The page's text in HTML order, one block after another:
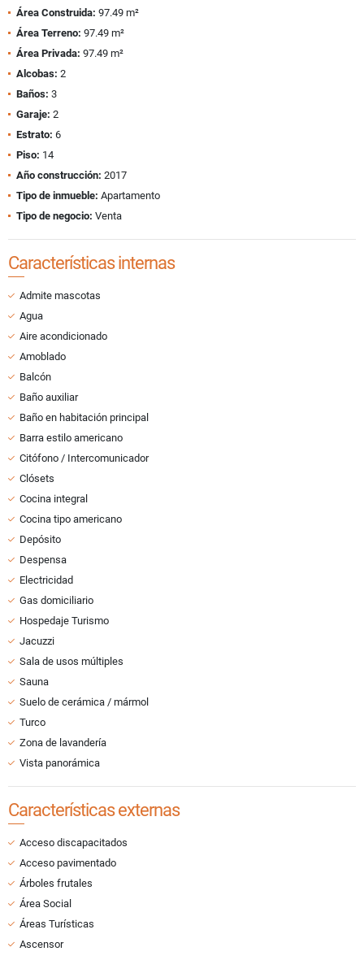
Área Construida: 97.49 m²
Área Terreno: 97.49 m²
Área Privada: 97.49 m²
Alcobas: 2
Baños: 3
Garaje: 2
Estrato: 6
Piso: 14
Año construcción: 2017
Tipo de inmueble: Apartamento
Tipo de negocio: Venta
Características internas
Admite mascotas
Agua
Aire acondicionado
Amoblado
Balcón
Baño auxiliar
Baño en habitación principal
Barra estilo americano
Citófono / Intercomunicador
Clósets
Cocina integral
Cocina tipo americano
Depósito
Despensa
Electricidad
Gas domiciliario
Hospedaje Turismo
Jacuzzi
Sala de usos múltiples
Sauna
Suelo de cerámica / mármol
Turco
Zona de lavandería
Vista panorámica
Características externas
Acceso discapacitados
Acceso pavimentado
Árboles frutales
Área Social
Áreas Turísticas
Ascensor